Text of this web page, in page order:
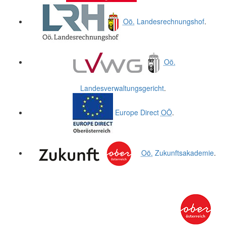
Oö. Landesrechnungshof.
Oö.
Landesverwaltungsgericht.
Europe Direct OÖ.
Oö. Zukunftsakademie.